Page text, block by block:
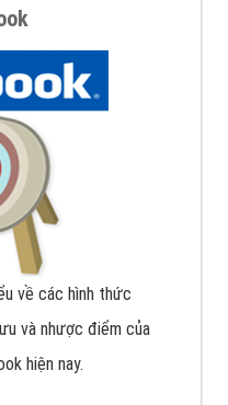
về các hình thức
và nhược điểm của
hiện nay.